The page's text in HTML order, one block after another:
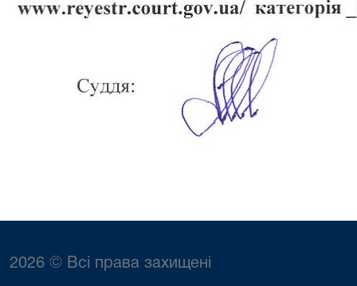
2026 © Всі права захищені